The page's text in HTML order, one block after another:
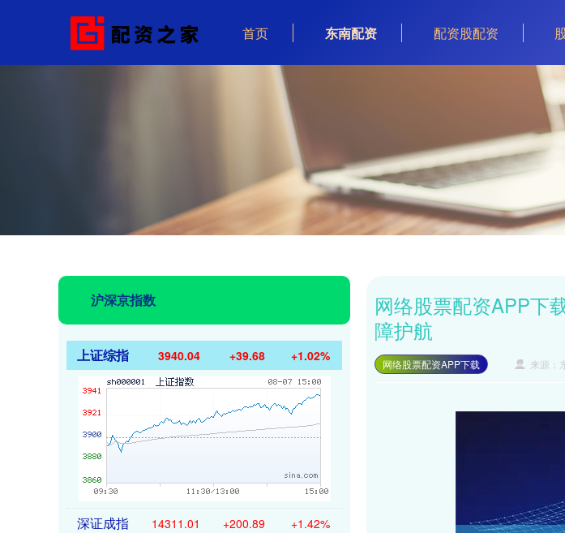
首页 东南配资 配资股配资
网络股票配资APP下
障护航
网络股票配资APP下载 来源：
沪深京指数
上证综指 3940.04 +39.68 +1.02%
深证成指 14311.01 +200.89 +1.42%